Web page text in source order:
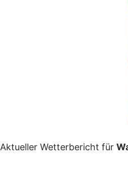
Aktueller Wetterbericht für